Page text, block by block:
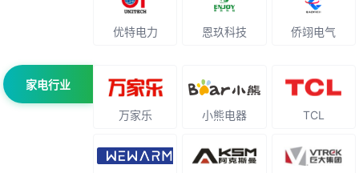
优特电力 恩玖科技 侨翊电气
家电行业
万家乐 小熊电器 TCL